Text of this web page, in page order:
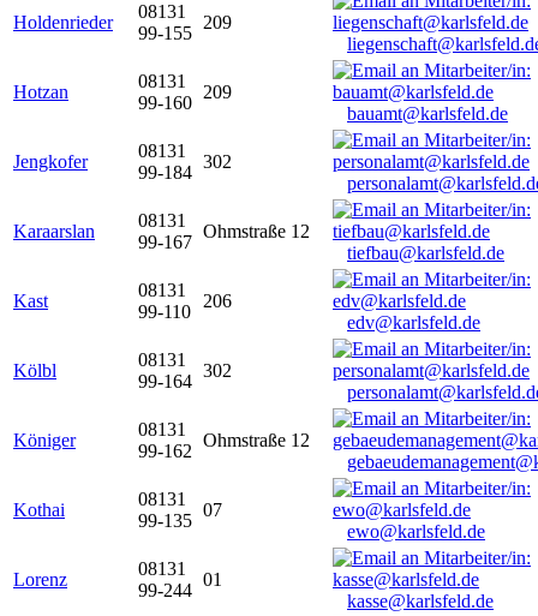
Holdenrieder
08131
99-155
209
Hotzan
08131
99-160
209
bauamt@karlsfeld.de
Jengkofer
08131
99-184
302
Karaarslan
08131
99-167
Ohmstraße 12
tiefbau@karlsfeld.de
Kast
08131
99-110
206
edv@karlsfeld.de
Kölbl
08131
99-164
302
Königer
08131
99-162
Ohmstraße 12
Kothai
08131
99-135
07
ewo@karlsfeld.de
Lorenz
08131
99-244
01
kasse@karlsfeld.de